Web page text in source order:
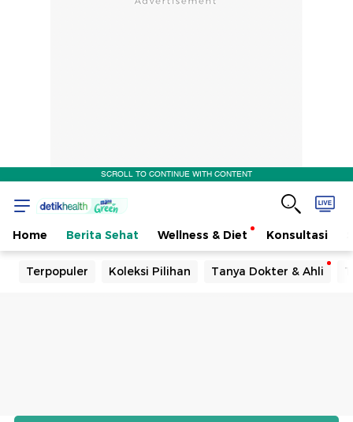
SCROLL TO CONTINUE WITH CONTENT
Home Berita Sehat Wellness & Diet Konsultasi
Terpopuler Koleksi Pilihan Tanya Dokter & Ahli